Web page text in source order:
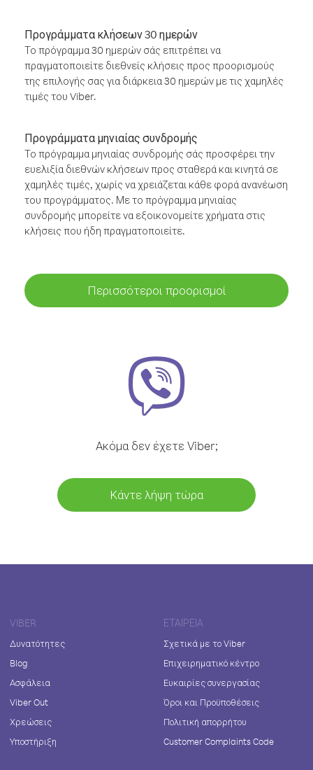
Προγράμματα κλήσεων 30 ημερών
Το πρόγραμμα 30 ημερών σάς επιτρέπει να
πραγματοποιείτε διεθνείς κλήσεις προς προορισμούς
της επιλογής σας για διάρκεια 30 ημερών με τις χαμηλές
τιμές του Viber.
Προγράμματα μηνιαίας συνδρομής
Το πρόγραμμα μηνιαίας συνδρομής σάς προσφέρει την
ευελιξία διεθνών κλήσεων προς σταθερά και κινητά σε
χαμηλές τιμές, χωρίς να χρειάζεται κάθε φορά ανανέωση
του προγράμματος. Με το πρόγραμμα μηνιαίας
συνδρομής μπορείτε να εξοικονομείτε χρήματα στις
κλήσεις που ήδη πραγματοποιείτε.
Περισσότεροι προορισμοί
Ακόμα δεν έχετε Viber;
Κάντε λήψη τώρα
VIBER
Δυνατότητες
Blog
Ασφάλεια
Viber Out
Χρεώσεις
Υποστήριξη
ΕΤΑΙΡΕΊΑ
Σχετικά με το Viber
Επιχειρηματικό κέντρο
Ευκαιρίες συνεργασίας
Όροι και Προϋποθέσεις
Πολιτική απορρήτου
Customer Complaints Code